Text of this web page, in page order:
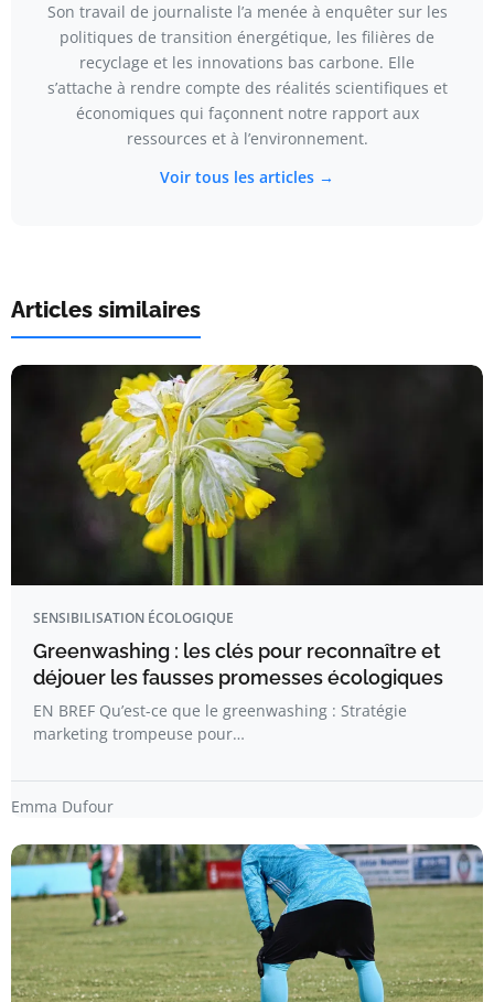
Son travail de journaliste l’a menée à enquêter sur les
politiques de transition énergétique, les filières de
recyclage et les innovations bas carbone. Elle
s’attache à rendre compte des réalités scientifiques et
économiques qui façonnent notre rapport aux
ressources et à l’environnement.
Voir tous les articles →
Articles similaires
SENSIBILISATION ÉCOLOGIQUE
Greenwashing : les clés pour reconnaître et
déjouer les fausses promesses écologiques
EN BREF Qu’est-ce que le greenwashing : Stratégie
marketing trompeuse pour…
Emma Dufour